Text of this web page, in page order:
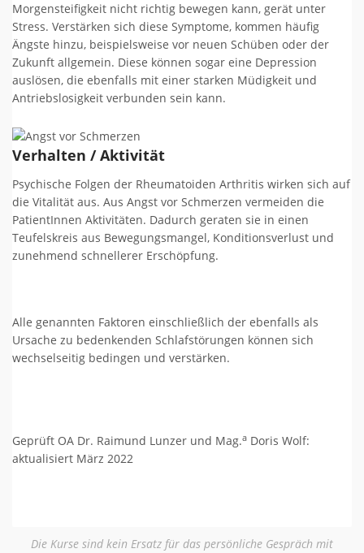
Morgensteifigkeit nicht richtig bewegen kann, gerät unter
Stress. Verstärken sich diese Symptome, kommen häufig
Ängste hinzu, beispielsweise vor neuen Schüben oder der
Zukunft allgemein. Diese können sogar eine Depression
auslösen, die ebenfalls mit einer starken Müdigkeit und
Antriebslosigkeit verbunden sein kann.
Verhalten / Aktivität
Psychische Folgen der Rheumatoiden Arthritis wirken sich auf
die Vitalität aus. Aus Angst vor Schmerzen vermeiden die
PatientInnen Aktivitäten. Dadurch geraten sie in einen
Teufelskreis aus Bewegungsmangel, Konditionsverlust und
zunehmend schnellerer Erschöpfung.
Alle genannten Faktoren einschließlich der ebenfalls als
Ursache zu bedenkenden Schlafstörungen können sich
wechselseitig bedingen und verstärken.
Geprüft OA Dr. Raimund Lunzer und Mag.a Doris Wolf:
aktualisiert März 2022
Die Kurse sind kein Ersatz für das persönliche Gespräch mit